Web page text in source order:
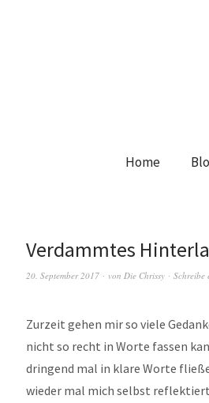
Home
Verdammtes
20. September 2017 von Die Chrissy Schreibe
Zurzeit gehen mir so viele
nicht so recht in Worte fassen
dringend mal in klare Worte
wieder mal mich selbst